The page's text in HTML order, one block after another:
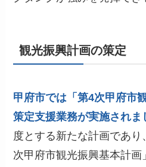
観光振興計画の策定
甲府市では「第4次甲府市
策定支援業務が実施されま
度とする新たな計画であ
次甲府市観光振興基本計